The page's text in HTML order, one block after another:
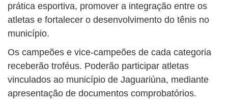
prática esportiva, promover a integração entre os
atletas e fortalecer o desenvolvimento do tênis no
município.
Os campeões e vice-campeões de cada categoria
receberão troféus. Poderão participar atletas
vinculados ao município de Jaguariúna, mediante
apresentação de documentos comprobatórios.